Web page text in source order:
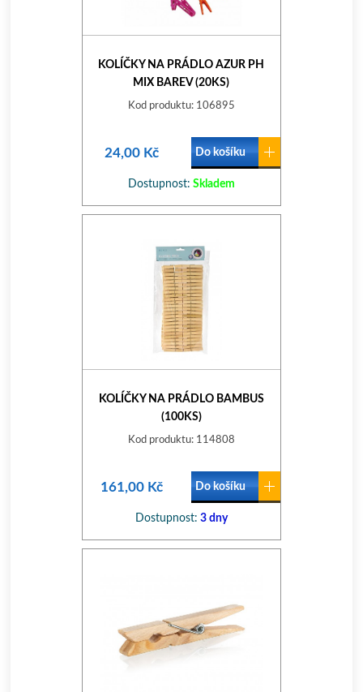
KOLÍČKY NA PRÁDLO AZUR PH
MIX BAREV (20KS)
Kod produktu: 106895
24,00 Kč Do košíku
Dostupnost: Skladem
KOLÍČKY NA PRÁDLO BAMBUS
(100KS)
Kod produktu: 114808
161,00 Kč Do košíku
Dostupnost: 3 dny